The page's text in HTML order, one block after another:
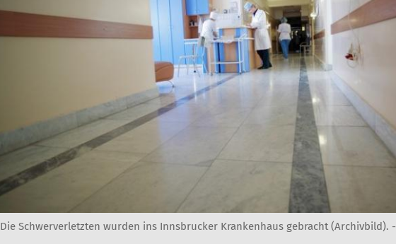
Die Schwerverletzten wurden ins Innsbrucker Krankenhaus gebracht (Archivbild). -